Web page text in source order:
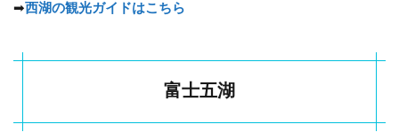
➡西湖の観光ガイドはこちら
富士五湖